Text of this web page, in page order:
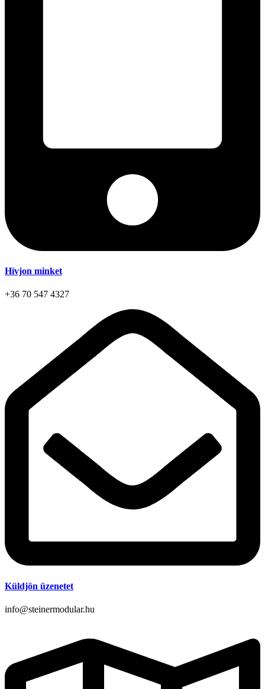
Hívjon minket
+36 70 547 4327
Küldjön üzenetet
info@steinermodular.hu